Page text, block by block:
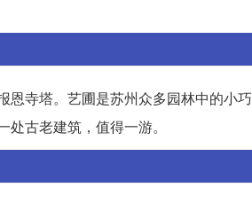
恩寺塔。艺圃是苏州众多园林中的小
古老建筑，值得一游。